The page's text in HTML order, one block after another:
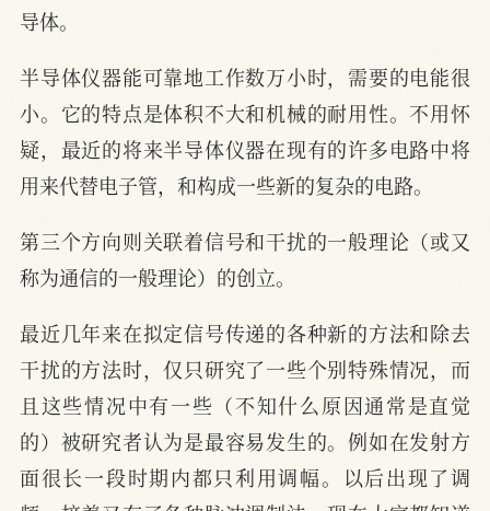
导体。
半导体仪器能可靠地工作数万小时，需要的电能很
小。它的特点是体积不大和机械的耐用性。不用怀
疑，最近的将来半导体仪器在现有的许多电路中将
用来代替电子管，和构成一些新的复杂的电路。
第三个方向则关联着信号和干扰的一般理论（或又
称为通信的一般理论）的创立。
最近几年来在拟定信号传递的各种新的方法和除去
干扰的方法时，仅只研究了一些个别特殊情况，而
且这些情况中有一些（不知什么原因通常是直觉
的）被研究者认为是最容易发生的。例如在发射方
面很长一段时期内都只利用调幅。以后出现了调